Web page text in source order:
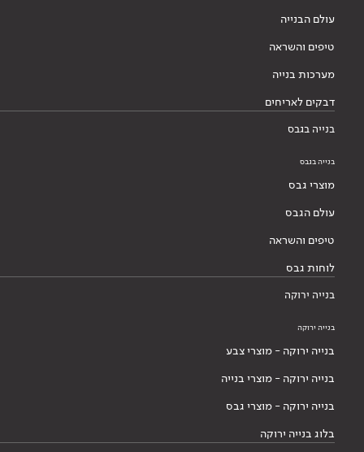
עולם הבנייה
טיפים והשראה
מערכות בנייה
דבקים לאריחים
בנייה בגבס
בנייה בגבס
מוצרי גבס
עולם הגבס
טיפים והשראה
לוחות גבס
בנייה ירוקה
בנייה ירוקה
בנייה ירוקה - מוצרי צבע
בנייה ירוקה - מוצרי בנייה
בנייה ירוקה - מוצרי גבס
בלוג בנייה ירוקה